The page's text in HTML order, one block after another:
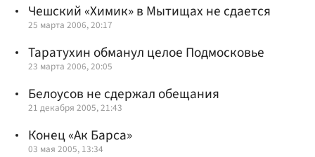
Чешский «Химик» в Мытищах не сдается
25 марта 2006, 20:17
Таратухин обманул целое Подмосковье
23 марта 2006, 20:05
Белоусов не сдержал обещания
21 декабря 2005, 21:43
Конец «Ак Барса»
03 мая 2005, 13:34